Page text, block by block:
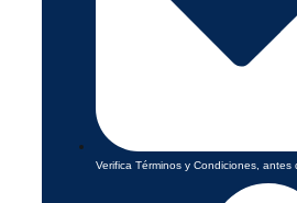
Verifica Términos y Condiciones, antes